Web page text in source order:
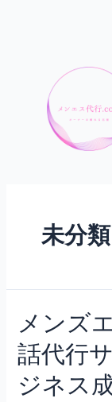
未分類
メンズ
話代行
ジネス